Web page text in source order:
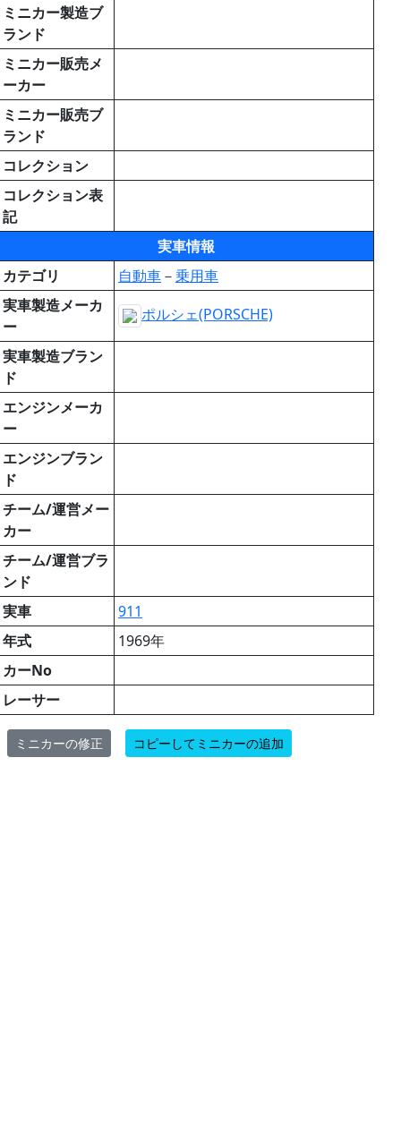
ミニカー製造ブ
ランド
ミニカー販売メ
ーカー
ミニカー販売ブ
ランド
コレクション
コレクション表
記
実車情報
カテゴリ
自動車－乗用車
実車製造メーカ
ー
ポルシェ(PORSCHE)
実車製造ブラン
ド
エンジンメーカ
ー
エンジンブラン
ド
チーム/運営メー
カー
チーム/運営ブラ
ンド
実車
911
年式
1969年
カーNo
レーサー
ミニカーの修正 コピーしてミニカーの追加